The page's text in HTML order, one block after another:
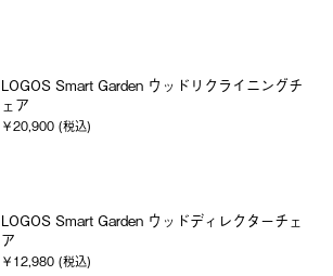
LOGOS Smart Garden ウッドリクライニングチ
ェア
￥20,900 (税込)
LOGOS Smart Garden ウッドディレクターチェ
ア
￥12,980 (税込)